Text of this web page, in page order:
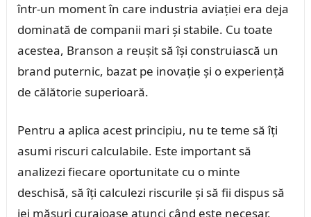
într-un moment în care industria aviației era deja
dominată de companii mari și stabile. Cu toate
acestea, Branson a reușit să își construiască un
brand puternic, bazat pe inovație și o experiență
de călătorie superioară.
Pentru a aplica acest principiu, nu te teme să îți
asumi riscuri calculabile. Este important să
analizezi fiecare oportunitate cu o minte
deschisă, să îți calculezi riscurile și să fii dispus să
iei măsuri curajoase atunci când este necesar.